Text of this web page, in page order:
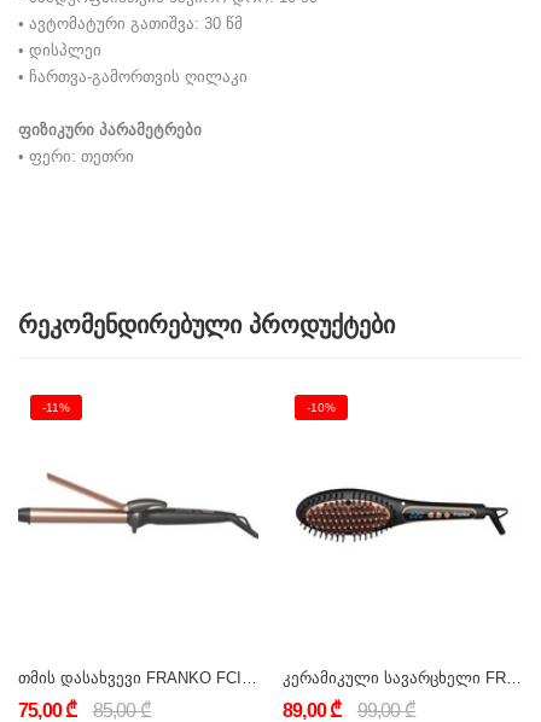
• ავტომატური გათიშვა: 30 წმ
• დისპლეი
• ჩართვა-გამორთვის ღილაკი
ფიზიკური პარამეტრები
• ფერი: თეთრი
რეკომენდირებული პროდუქტები
-11%
75,00 ₾ 85,00 ₾
-10%
89,00 ₾ 99,00 ₾